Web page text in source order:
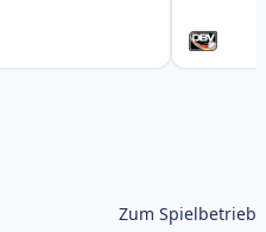
Zum Spielbetrieb